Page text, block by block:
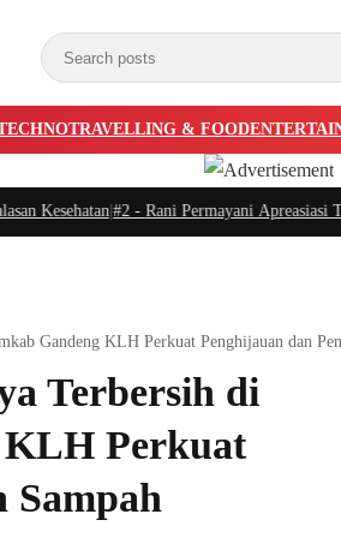
TRAVELLING & FOOD
|#2 - Rani Permayani Apreasiasi
Gandeng KLH Perkuat Penghijauan dan
Terbersih di
KLH Perkuat
Sampah